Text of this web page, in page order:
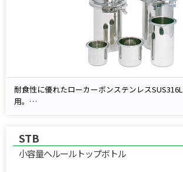
耐食性に優れたローカーボンステンレス
用。
小型モデル（BTS-015～1）にはグリップキャッ
15～3）には取っ手付キャップを標準装備。
さらに、内面電解研磨仕様もラインアップしてお
STB
小容量ヘルールトップボトル